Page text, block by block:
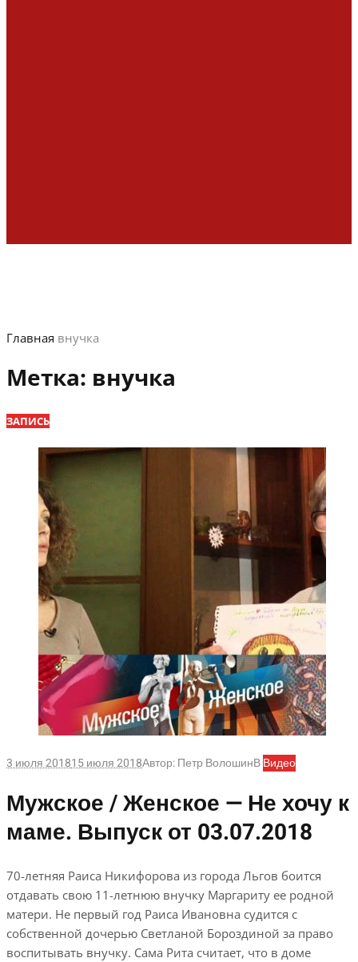
Главная внучка
Метка: внучка
ЗАПИСЬ
3 июля 201815 июля 2018Автор:Петр ВолошинВВидео
Мужское / Женское — Не хочу к
маме. Выпуск от 03.07.2018
70-летняя Раиса Никифорова из города Льгов боится
отдавать свою 11-летнюю внучку Маргариту ее родной
матери. Не первый год Раиса Ивановна судится с
собственной дочерью Светланой Бороздиной за право
воспитывать внучку. Сама Рита считает, что в доме